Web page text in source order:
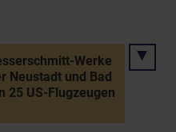
Werke
Neustadt und Bad
25 US-Flugzeugen